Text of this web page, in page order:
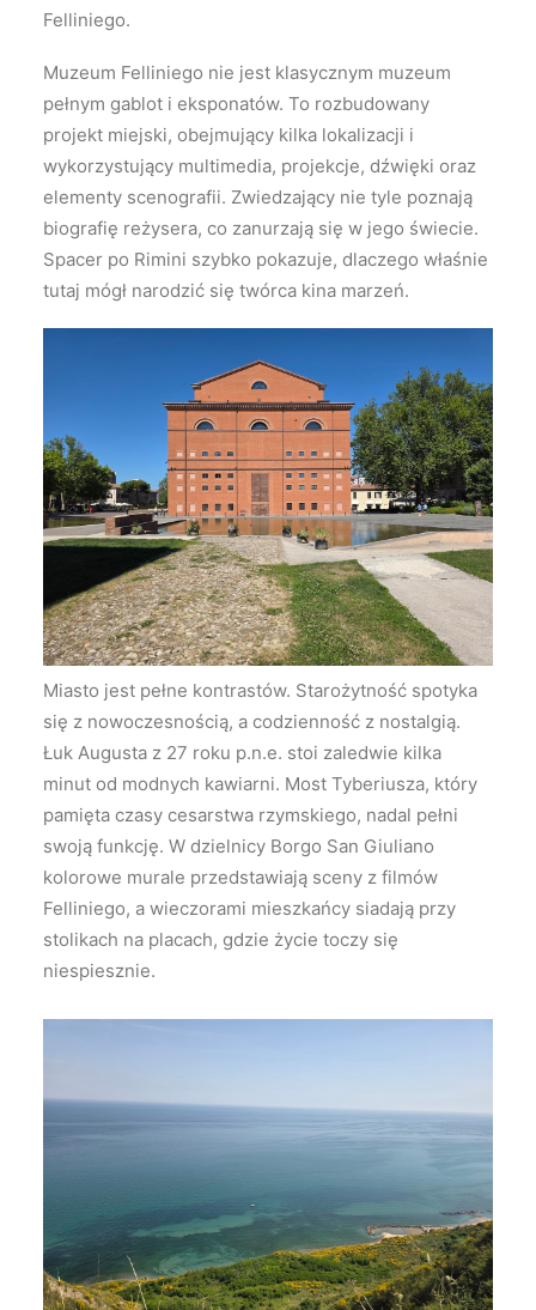
Felliniego.
Muzeum Felliniego nie jest klasycznym muzeum
pełnym gablot i eksponatów. To rozbudowany
projekt miejski, obejmujący kilka lokalizacji i
wykorzystujący multimedia, projekcje, dźwięki oraz
elementy scenografii. Zwiedzający nie tyle poznają
biografię reżysera, co zanurzają się w jego świecie.
Spacer po Rimini szybko pokazuje, dlaczego właśnie
tutaj mógł narodzić się twórca kina marzeń.
Miasto jest pełne kontrastów. Starożytność spotyka
się z nowoczesnością, a codzienność z nostalgią.
Łuk Augusta z 27 roku p.n.e. stoi zaledwie kilka
minut od modnych kawiarni. Most Tyberiusza, który
pamięta czasy cesarstwa rzymskiego, nadal pełni
swoją funkcję. W dzielnicy Borgo San Giuliano
kolorowe murale przedstawiają sceny z filmów
Felliniego, a wieczorami mieszkańcy siadają przy
stolikach na placach, gdzie życie toczy się
niespiesznie.